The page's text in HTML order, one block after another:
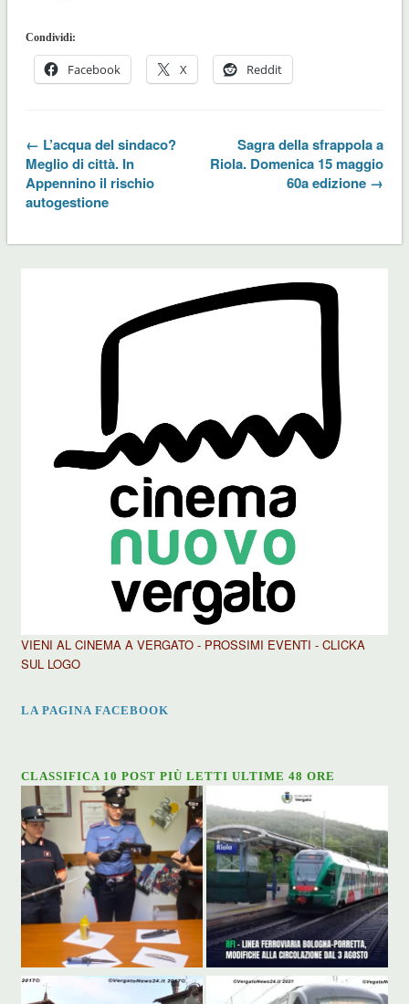
Condividi:
Facebook X Reddit
← L’acqua del sindaco?
Meglio di città. In
Appennino il rischio
autogestione
Sagra della sfrappola a
Riola. Domenica 15 maggio
60a edizione →
VIENI AL CINEMA A VERGATO - PROSSIMI EVENTI - CLICKA
SUL LOGO
LA PAGINA FACEBOOK
CLASSIFICA 10 POST PIÙ LETTI ULTIME 48 ORE